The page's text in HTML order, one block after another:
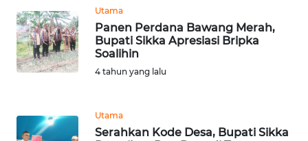
Utama
Panen Perdana Bawang Merah,
Bupati Sikka Apresiasi Bripka
Soalihin
4 tahun yang lalu
Utama
Serahkan Kode Desa, Bupati Sikka
WN
JATIM
WN
WN